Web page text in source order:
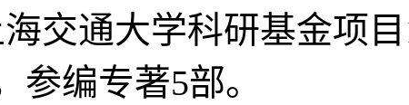
交通大学科研基金项
参编专著5部。